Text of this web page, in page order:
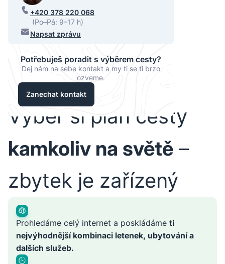
+420 378 220 068
(Po–Pá: 9–17 h)
Napsat zprávu
Potřebuješ poradit s výběrem cesty?
Dej nám na sebe kontakt a my ti se ti brzo
ozveme.
Zanechat kontakt
Vyber si plán cesty
kamkoliv na světě –
zbytek je zařízený
Prohledáme celý internet a poskládáme ti
nejvýhodnější kombinaci letenek, ubytování a
dalších služeb.